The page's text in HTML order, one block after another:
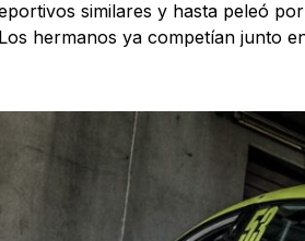
similares y hasta peleó
hermanos ya competían junto